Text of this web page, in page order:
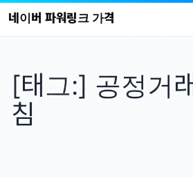
콘
가
네이버 파워링크 가격
[태그:] 공정거
침